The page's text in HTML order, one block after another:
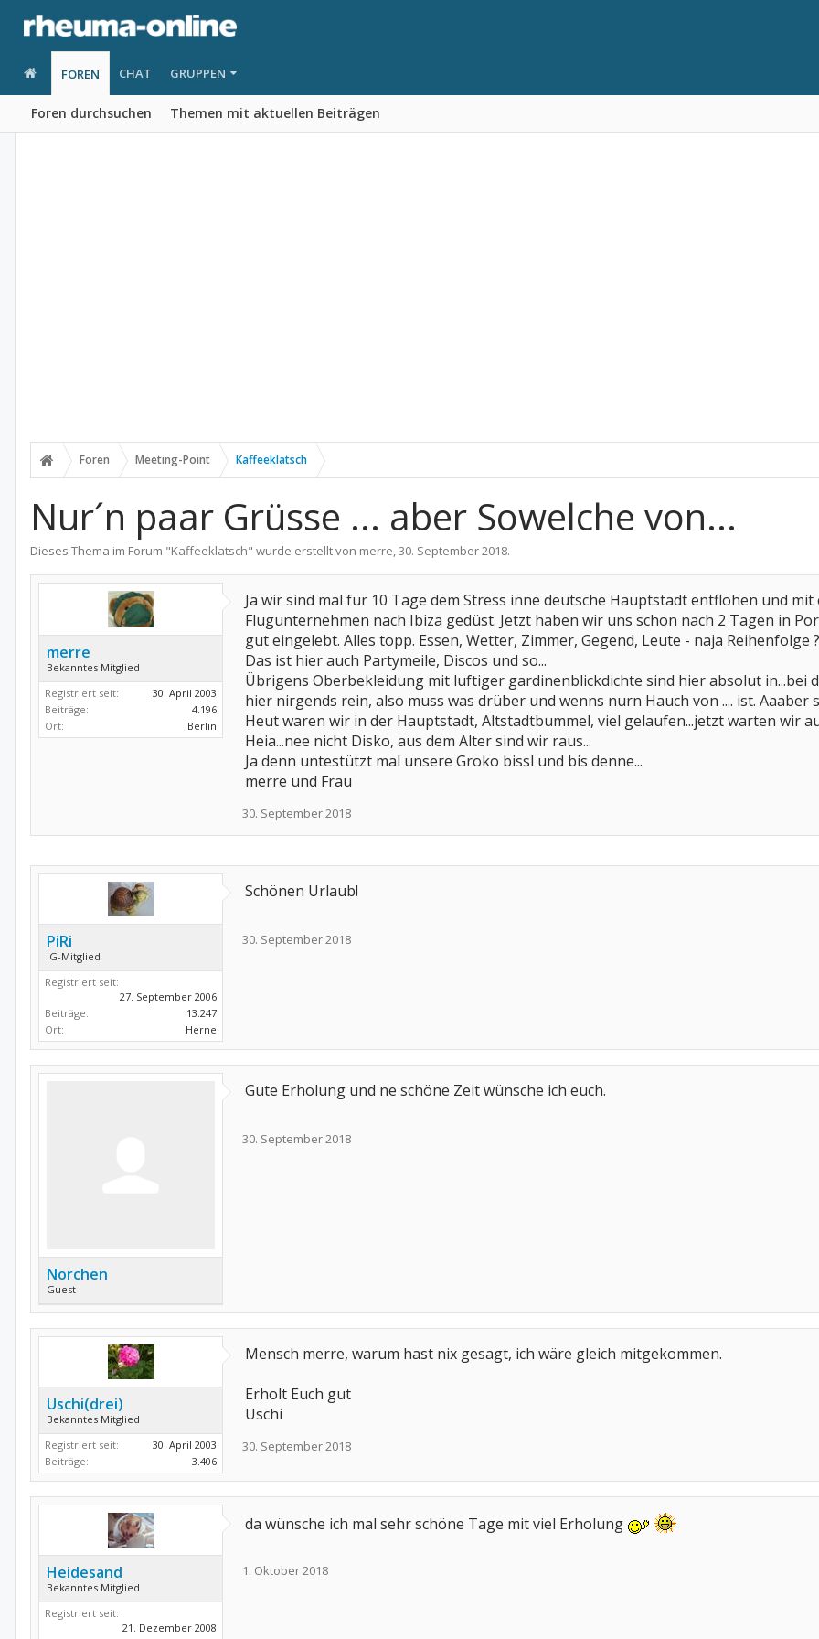
FOREN
Foren durchsuchen Themen mit aktuellen Beiträgen
CHAT GRUPPEN
Foren Meeting-Point Kaffeeklatsch
Nur´n paar Grüsse ... aber Sowelche von...
Dieses Thema im Forum "Kaffeeklatsch" wurde erstellt von merre,30. September 2018.
merre
Bekanntes Mitglied
Registriert seit:
30. April 2003
Beiträge:
4.196
Ort:
Berlin
Ja wir sind mal für 10 Tage dem Stress inne deutsche Hauptstadt entflohen und
Flugunternehmen nach Ibiza gedüst. Jetzt haben wir uns schon nach 2 Tagen in
gut eingelebt. Alles topp. Essen, Wetter, Zimmer, Gegend, Leute - naja Reihenfolge
Das ist hier auch Partymeile, Discos und so...
Übrigens Oberbekleidung mit luftiger gardinenblickdichte sind hier absolut in...bei
hier nirgends rein, also muss was drüber und wenns nurn Hauch von .... ist.
Heut waren wir in der Hauptstadt, Altstadtbummel, viel gelaufen...jetzt warten wir
Heia...nee nicht Disko, aus dem Alter sind wir raus...
Ja denn untestützt mal unsere Groko bissl und bis denne...
merre und Frau
30. September 2018
PiRi
IG-Mitglied
Registriert seit:
27. September 2006
Beiträge:
13.247
Ort:
Herne
Schönen Urlaub!
30. September 2018
Norchen
Guest
Gute Erholung und ne schöne Zeit wünsche ich euch.
30. September 2018
Uschi(drei)
Bekanntes Mitglied
Registriert seit:
30. April 2003
Beiträge:
3.406
Mensch merre, warum hast nix gesagt, ich wäre gleich mitgekommen.
Erholt Euch gut
Uschi
30. September 2018
Heidesand
Bekanntes Mitglied
Registriert seit:
21. Dezember 2008
da wünsche ich mal sehr schöne Tage mit viel Erholung
1. Oktober 2018